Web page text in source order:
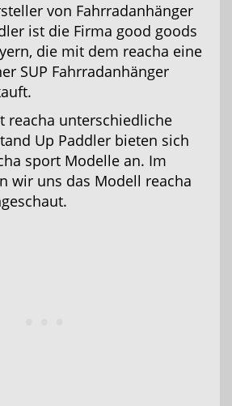
von Fahrradanhänger
ist die Firma good goods
die mit dem reacha eine
SUP Fahrradanhänger
reacha unterschiedliche
Up Paddler bieten sich
sport Modelle an. Im
wir uns das Modell reacha